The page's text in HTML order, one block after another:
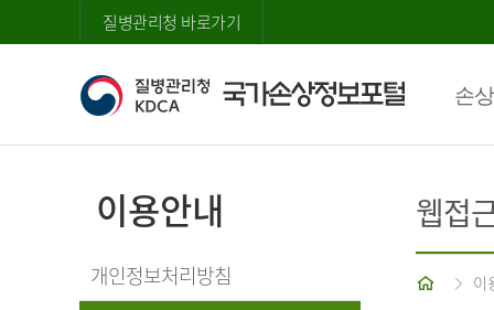
질병관리청 바로가기
손
이용안내
개인정보처리방침
웹접
홈 이